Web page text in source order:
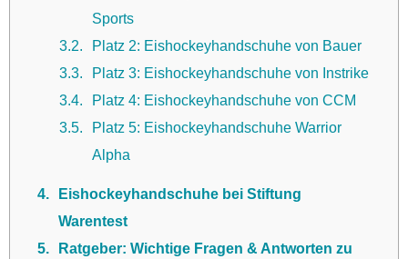
Sports
3.2
Platz 2: Eishockeyhandschuhe von Bauer
3.3
Platz 3: Eishockeyhandschuhe von Instrike
3.4
Platz 4: Eishockeyhandschuhe von CCM
3.5
Platz 5: Eishockeyhandschuhe Warrior
Alpha
4
Eishockeyhandschuhe bei Stiftung
Warentest
5
Ratgeber: Wichtige Fragen & Antworten zu